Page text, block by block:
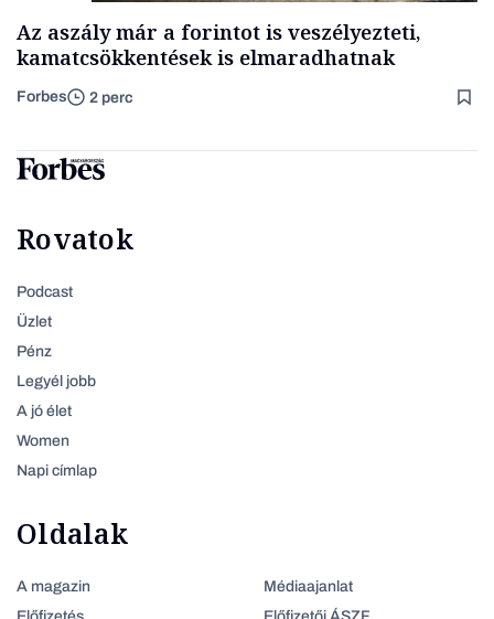
Az aszály már a forintot is veszélyezteti,
kamatcsökkentések is elmaradhatnak
Forbes 2 perc
Rovatok
Podcast
Üzlet
Pénz
Legyél jobb
A jó élet
Women
Napi címlap
Oldalak
A magazin
Médiaajanlat